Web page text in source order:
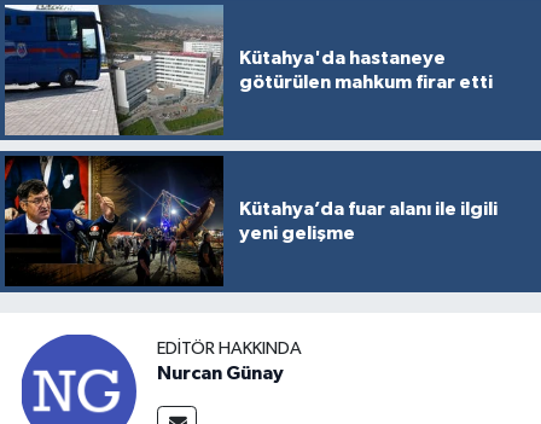
Kütahya'da hastaneye
götürülen mahkum firar etti
Kütahya’da fuar alanı ile ilgili
yeni gelişme
EDITÖR HAKKINDA
Nurcan Günay